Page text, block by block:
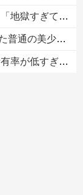
衝撃を受ける人が続出中
美少女になる
、何故なのか」